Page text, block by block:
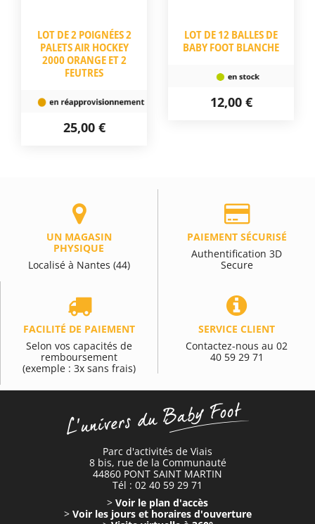
LOT DE 2 POIGNÉES 2
PALETS AIR HOCKEY
2000 ORANGE ET 2
FEUTRES
25,00 €
LOT DE 12 BALLES DE
BABY FOOT BLANCHE
12,00 €
UN MAGASIN
PHYSIQUE
Localisé à Nantes (44)
PAIEMENT SÉCURISÉ
Authentification 3D
Secure
FACILITÉ DE PAIEMENT
Selon vos capacités de
remboursement
(exemple : 3x sans frais)
SERVICE CLIENT
Contactez-nous au 02
40 59 29 71
Parc d'activités de Viais
8 bis, rue de la Communauté
44860 PONT SAINT MARTIN
Tél : 02 40 59 29 71
> Voir le plan d'accès
> Voir les jours et horaires d'ouverture